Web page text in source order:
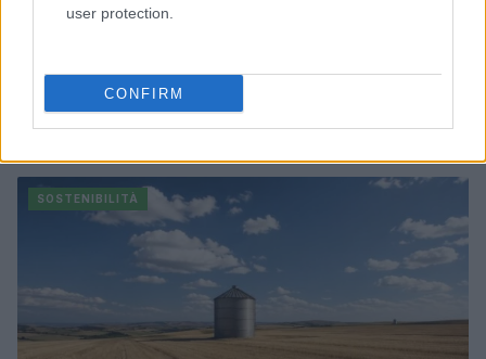
user protection.
CONFIRM
SOSTENIBILITÀ